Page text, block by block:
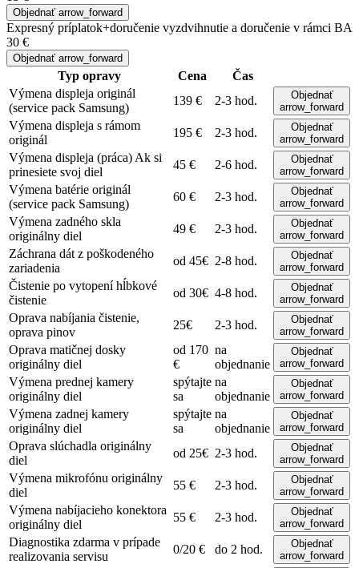
Objednať arrow_forward
Expresný príplatok+doručenie vyzdvihnutie a doručenie v rámci BA
30 €
Objednať arrow_forward
Typ opravy Cena
Čas
Výmena displeja originál
(service pack Samsung)
139 € 2-3 hod.
Objednať
arrow_forward
Výmena displeja s rámom
originál
195 € 2-3 hod.
Objednať
arrow_forward
Výmena displeja (práca) Ak si
prinesiete svoj diel
45 € 2-6 hod.
Objednať
arrow_forward
Výmena batérie originál
(service pack Samsung)
60 € 2-3 hod.
Objednať
arrow_forward
Výmena zadného skla
originálny diel
49 € 2-3 hod.
Objednať
arrow_forward
Záchrana dát z poškodeného
zariadenia
od 45€ 2-8 hod.
Objednať
arrow_forward
Čistenie po vytopení hĺbkové
čistenie
od 30€ 4-8 hod.
Objednať
arrow_forward
Oprava nabíjania čistenie,
oprava pinov
25€ 2-3 hod.
Objednať
arrow_forward
Oprava matičnej dosky
originálny diel
od 170
€
na
objednanie
Objednať
arrow_forward
Výmena prednej kamery
originálny diel
spýtajte
sa
na
objednanie
Objednať
arrow_forward
Výmena zadnej kamery
originálny diel
spýtajte
sa
na
objednanie
Objednať
arrow_forward
Oprava slúchadla originálny
diel
od 25€ 2-3 hod.
Objednať
arrow_forward
Výmena mikrofónu originálny
diel
55 € 2-3 hod.
Objednať
arrow_forward
Výmena nabíjacieho konektora
originálny diel
55 € 2-3 hod.
Objednať
arrow_forward
Diagnostika zdarma v prípade
realizovania servisu
0/20 € do 2 hod.
Objednať
arrow_forward